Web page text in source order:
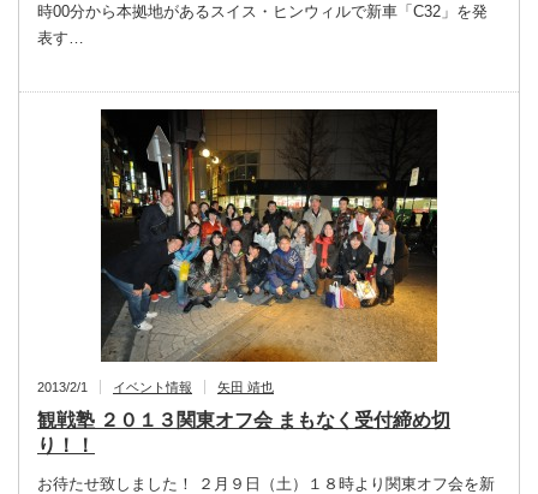
時00分から本拠地があるスイス・ヒンウィルで新車「C32」を発
表す…
2013/2/1 イベント情報 矢田 靖也
観戦塾 ２０１３関東オフ会 まもなく受付締め切
り！！
お待たせ致しました！ ２月９日（土）１８時より関東オフ会を新